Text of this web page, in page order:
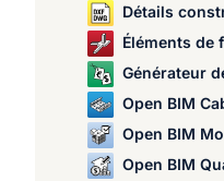
Détails
Éléments de
Générateur
Open BIM
Open BIM
Open BIM